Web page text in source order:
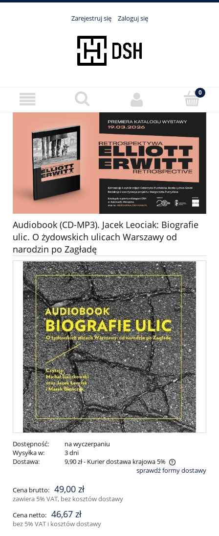
Zarejestruj się Zaloguj się
Audiobook (CD-MP3). Jacek Leociak: Biografie
ulic. O żydowskich ulicach Warszawy od
narodzin po Zagładę
Dostępność:
na wyczerpaniu
Wysyłka w:
3 dni
Dostawa:
9,90 zł- Kurier dostawa krajowa 5%
Cena nie zawiera ewentualnych kosztów płatnościsprawdź formy dostawy
Cena brutto: 49,00 zł
zawiera 5% VAT, bez kosztów dostawy
Cena netto: 46,67 zł
bez 5% VAT i kosztów dostawy